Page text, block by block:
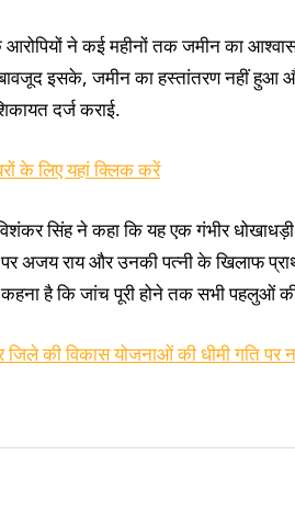
आरोपियों ने कई महीनों तक जमीन का
बावजूद इसके, जमीन का हस्तांतरण नहीं हुआ
दर्ज कराई.
के लिए यहां क्लिक करें
सिंह ने कहा कि यह एक गंभीर
अजय राय और उनकी पत्नी के खिलाफ
कहना है कि जांच पूरी होने तक सभी पहलुओं
जिले की विकास योजनाओं की धीमी गति पर